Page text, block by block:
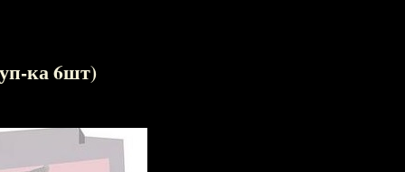
ка 6шт)